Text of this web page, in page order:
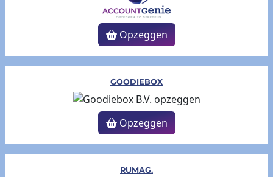
Opzeggen
GOODIEBOX
Opzeggen
RUMAG.